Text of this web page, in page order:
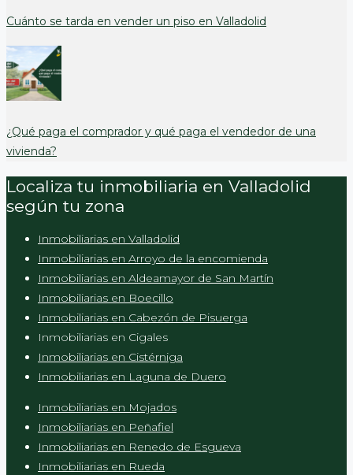
Cuánto se tarda en vender un piso en Valladolid
¿Qué paga el comprador y qué paga el vendedor de una
vivienda?
Localiza tu inmobiliaria en Valladolid
según tu zona
Inmobiliarias en Valladolid
Inmobiliarias en Arroyo de la encomienda
Inmobiliarias en Aldeamayor de San Martín
Inmobiliarias en Boecillo
Inmobiliarias en Cabezón de Pisuerga
Inmobiliarias en Cigales
Inmobiliarias en Cistérniga
Inmobiliarias en Laguna de Duero
Inmobiliarias en Mojados
Inmobiliarias en Peñafiel
Inmobiliarias en Renedo de Esgueva
Inmobiliarias en Rueda